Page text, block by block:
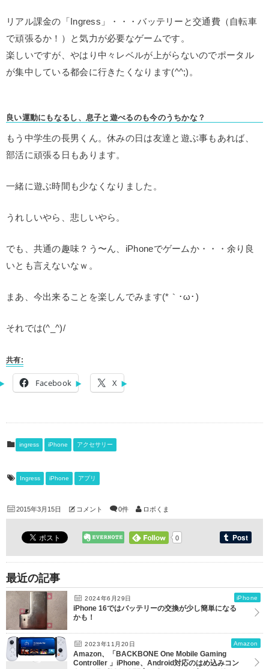
リアル課金の「Ingress」・・・バッテリーと交通費（自転車
で頑張るか！）と気力が必要なゲームです。
楽しいですが、やはり中々レベルが上がらないのでポータル
が集中している都会に行きたくなります(^^;)。
良い運動にもなるし、息子と遊べるのも今のうちかな？
もう中学生の長男くん。休みの日は友達と遊ぶ事もあれば、
部活に頑張る日もあります。
一緒に遊ぶ時間も少なくなりました。
うれしいやら、悲しいやら。
でも、共通の趣味？う〜ん、iPhoneでゲームか・・・余り良
いとも言えないなｗ。
まあ、今出来ることを楽しんでみます(*｀･ω･)ゞ
それでは(^_^)/
共有:
Facebook X
ingress iPhone アクセサリー
Ingress iPhone アプリ
2015年3月15日 コメント 0件 ロボくま
0
最近の記事
2024年6月29日 iPhone
iPhone 16ではバッテリーの交換が少し簡単になる
かも！
2023年11月20日 Amazon
Amazon、「BACKBONE One Mobile Gaming
Controller 」iPhone、Android対応のはめ込みコン